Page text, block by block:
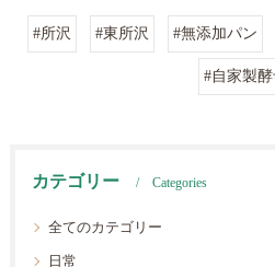
#所沢 #東所沢 #無添加パン
#自家製
カテゴリー Categories
全てのカテゴリー
日常